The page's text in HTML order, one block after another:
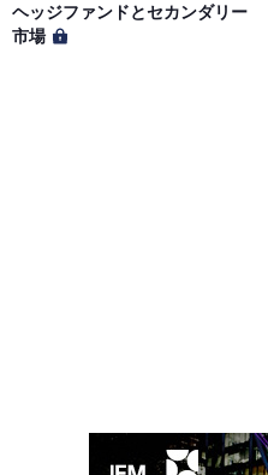
ヘッジファンドとセカンダリー
市場